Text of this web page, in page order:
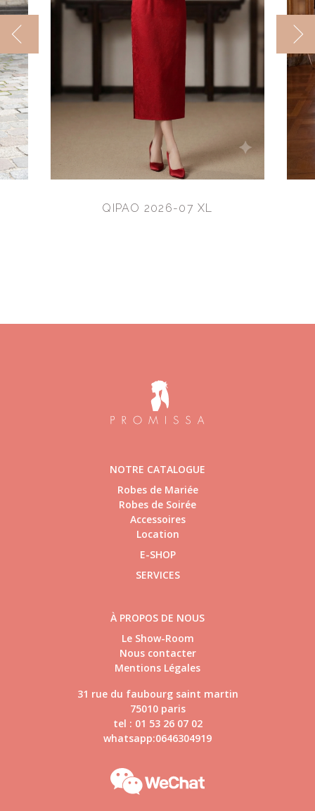
QIPAO 2026-07 XL
NOTRE CATALOGUE
Robes de Mariée
Robes de Soirée
Accessoires
Location
E-SHOP
SERVICES
À PROPOS DE NOUS
Le Show-Room
Nous contacter
Mentions Légales
31 rue du faubourg saint martin
75010 paris
tel : 01 53 26 07 02
whatsapp:0646304919